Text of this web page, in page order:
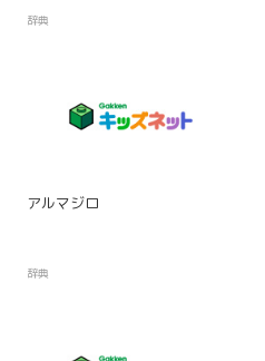
辞典
アルマジロ
辞典